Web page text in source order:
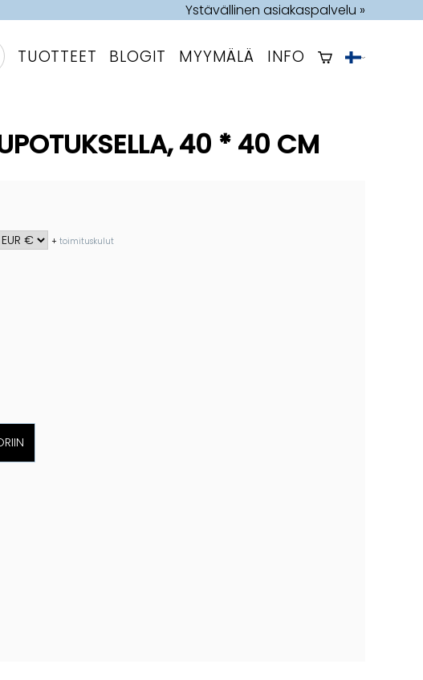
Ystävällinen asiakaspalvelu »
TUOTTEET BLOGIT MYYMÄLÄ INFO
40 * 40 CM
+toimituskulut